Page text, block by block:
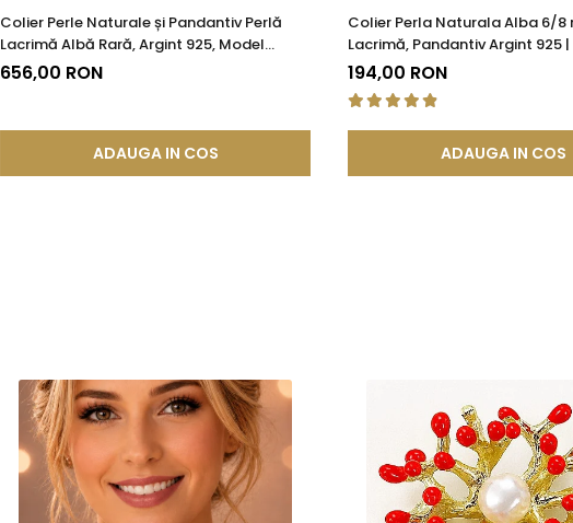
Colier Perle Naturale și Pandantiv Perlă
Lacrimă Albă Rară, Argint 925, Model
Princess | KASKADDA®
656,00 RON
ADAUGA IN COS
Colier Perla Naturala Alba 6/8
Lacrimă, Pandantiv Argint 925 |
194,00 RON
ADAUGA IN COS